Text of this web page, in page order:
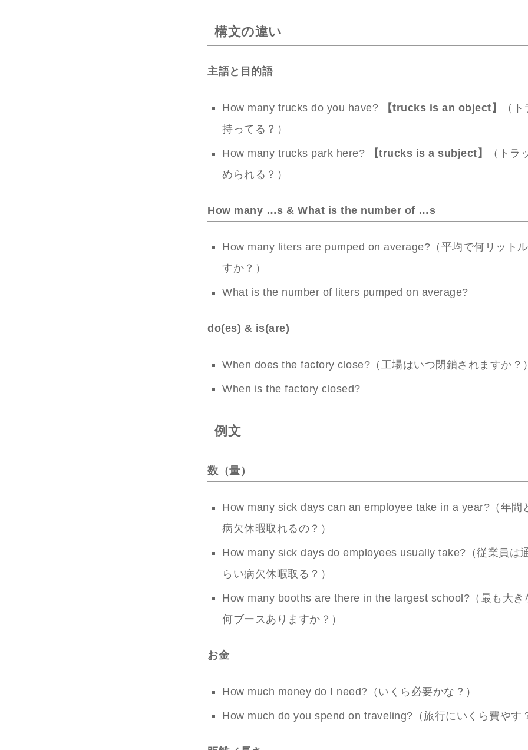
構文の違い
主語と目的語
How many trucks do you have? 【trucks is an object】
（
持ってる？）
How many trucks park here? 【trucks is a subject】
（トラ
められる？）
How many …s & What is the number of …s
How many liters are pumped on average?（平均で何リット
すか？）
What is the number of liters pumped on average?
do(es) & is(are)
When does the factory close?（工場はいつ閉鎖されますか？）
When is the factory closed?
例文
数（量）
How many sick days can an employee take in a year?（年間
病欠休暇取れるの？）
How many sick days do employees usually take?（従業員は
らい病欠休暇取る？）
How many booths are there in the largest school?（最も大き
何ブースありますか？）
お金
How much money do I need?（いくら必要かな？）
How much do you spend on traveling?（旅行にいくら費やす